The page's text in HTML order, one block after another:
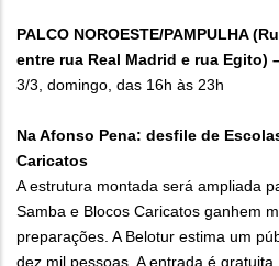
PALCO NOROESTE/PAMPULHA
entre rua Real Madrid e rua Egito)
3/3, domingo, das 16h às 23h
Na Afonso Pena: desfile de
Caricatos
A estrutura montada será ampliada
Samba e Blocos Caricatos ganhem
preparações. A Belotur estima um
dez mil pessoas. A entrada é